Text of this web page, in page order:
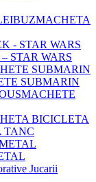
MACHETA
STAR WARS
SUBMARIN
MACHETE
BICICLETA
TANC